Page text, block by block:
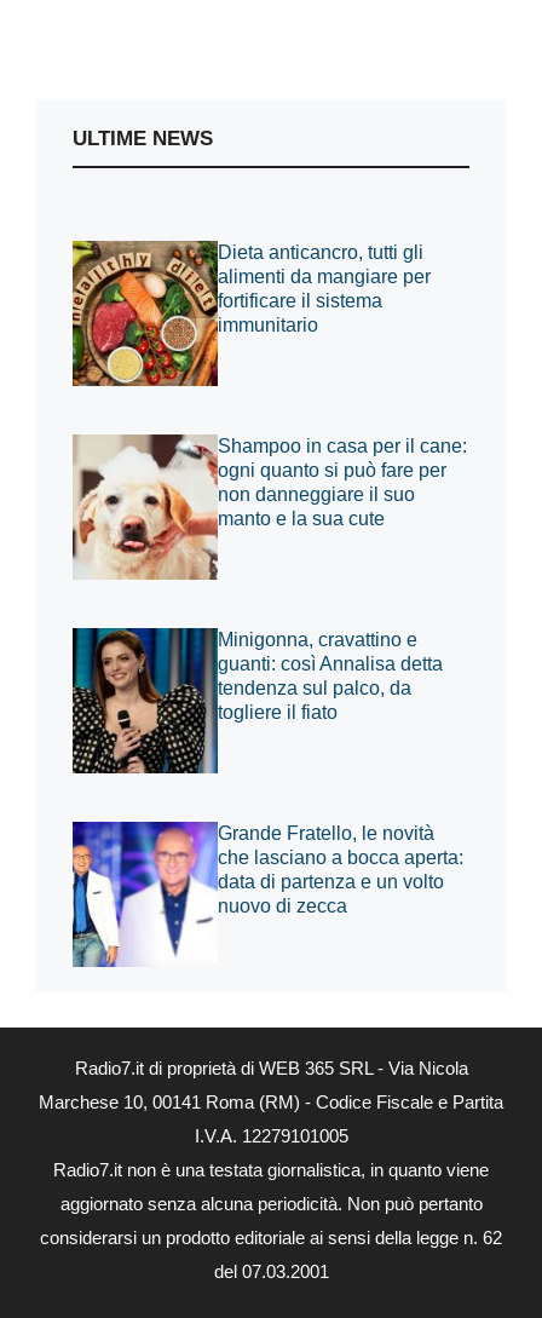
ULTIME NEWS
Dieta anticancro, tutti gli
alimenti da mangiare per
fortificare il sistema
immunitario
Shampoo in casa per il cane:
ogni quanto si può fare per
non danneggiare il suo
manto e la sua cute
Minigonna, cravattino e
guanti: così Annalisa detta
tendenza sul palco, da
togliere il fiato
Grande Fratello, le novità
che lasciano a bocca aperta:
data di partenza e un volto
nuovo di zecca
Radio7.it di proprietà di WEB 365 SRL - Via Nicola
Marchese 10, 00141 Roma (RM) - Codice Fiscale e Partita
I.V.A. 12279101005
Radio7.it non è una testata giornalistica, in quanto viene
aggiornato senza alcuna periodicità. Non può pertanto
considerarsi un prodotto editoriale ai sensi della legge n. 62
del 07.03.2001